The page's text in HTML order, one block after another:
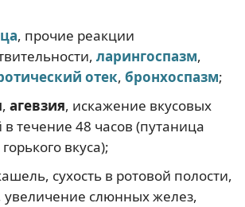
, прочие реакции
ларингоспазм,
отек, бронхоспазм;
, агевзия, искажение вкусовых
течение 48 часов (путаница
вкуса);
сухость в ротовой полости,
увеличение слюнных желез,